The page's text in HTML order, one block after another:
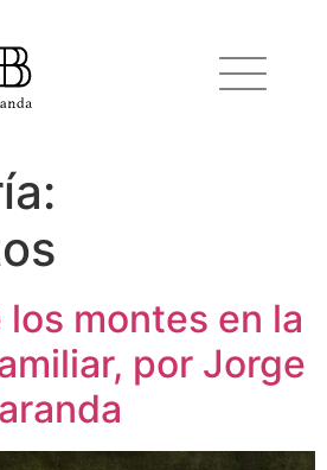
Baranda
montes en la
por Jorge